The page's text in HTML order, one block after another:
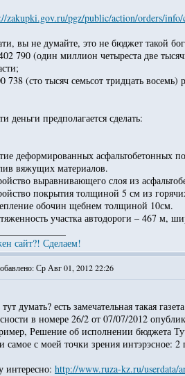
zakupki.gov.ru/pgz/public/action/orders/
вы не думайте, это не бюджет такой
790 (один миллион четыреста две
738 (сто тысяч семьсот тридцать
деньги предполагается сделать:
деформированных асфальтобетонных
вяжущих материалов.
выравнивающего слоя из
покрытия толщиной 5 см из
обочин щебнем толщиной 10см.
участка автодороги – 467 м,
сайт?! Сделаем!
Ср Авг 01, 2012 22:26
тут думать? есть замечательная такая
в номере 26/2 от 07/07/2012
Решение об исполнении бюджета
самое с моей точки зрения интэрэсное:
интересно: http://www.ruza-kz.ru/userdata/